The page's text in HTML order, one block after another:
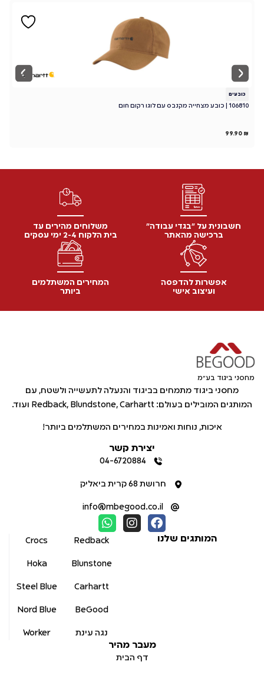
כובעים
106810 | כובע מצחייה מקנבס עם לוגו רקום חום
99.90 ₪
חשבונית על "בגדי עבודה"
ברכישה מהאתר
משלוחים מהירים עד
בית הלקוח 2-4 ימי עסקים
אפשרות להדפסה
ועיצוב אישי
המחירים המשתלמים
ביותר
מחסני ביגוד בע"מ
מחסני ביגוד מתמחים בביגוד והנעלה לתעשייה ולשטח, עם
המותגים המובילים בעולם: Redback, Blundstone, Carhartt ועוד.
איכות, נוחות ואמינות במחירים המשתלמים ביותר!
מעבר מהיר
דף הבית
המותגים שלנו Redback
Blunstone
Carhartt
BeGood
נגה עינת
Crocs
Hoka
Steel Blue
Nord Blue
Worker
יצירת קשר
04-6720884
חרושת 68 קרית ביאליק
info@mbegood.co.il